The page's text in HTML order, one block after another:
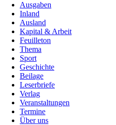
Ausgaben
Inland
Ausland
Kapital & Arbeit
Feuilleton
Thema
Sport
Geschichte
Beilage
Leserbriefe
Verlag
Veranstaltungen
Termine
Über uns